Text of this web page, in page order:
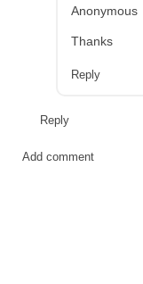
Anonymous
Thanks
Reply
Reply
Add comment